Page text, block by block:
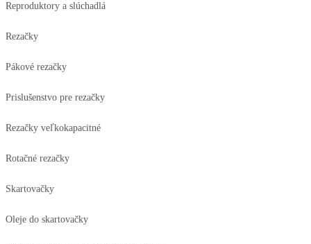
Reproduktory a slúchadlá
Rezačky
Pákové rezačky
Prislušenstvo pre rezačky
Rezačky veľkokapacitné
Rotačné rezačky
Skartovačky
Oleje do skartovačky